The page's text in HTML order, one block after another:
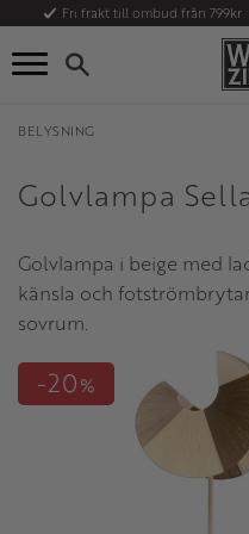
Meny
Fri frakt till ombud från 799kr
BELYSNING
Golvlampa
Golvlampa i beige med
känsla och
sovrum.
20%